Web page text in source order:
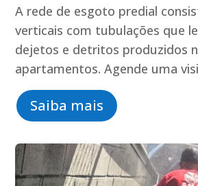
A rede de esgoto predial
verticais com tubulações que
dejetos e detritos produzidos
apartamentos. Agende uma
Saiba mais